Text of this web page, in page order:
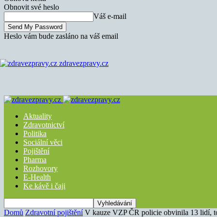
Obnovit své heslo
Váš e-mail
Heslo vám bude zasláno na váš email
zdravezpravy.cz
Aktuality
Zdravotnictví
Politika
Sociální věci
Pojištění
Pharma
Rozhovory
E-Health
Ke kávě i čaji
Domů Zdravotní pojištění V kauze VZP ČR policie obvinila 13 lidí,